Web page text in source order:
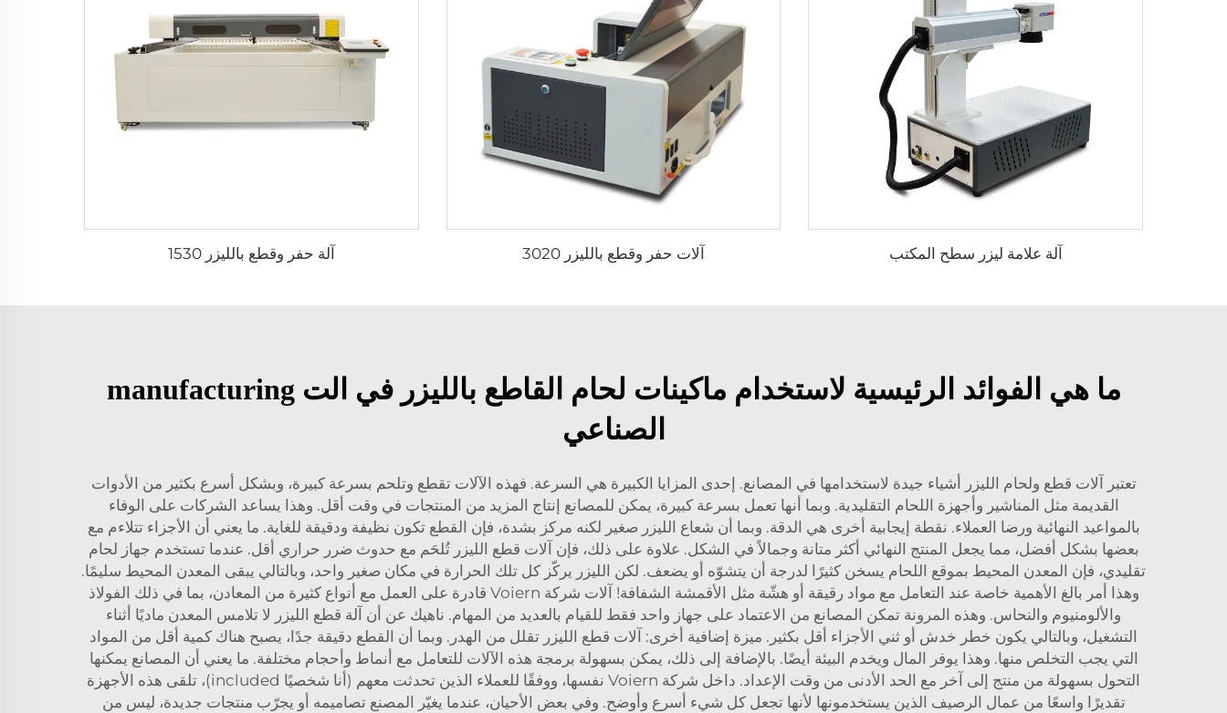
آلة علامة ليزر سطح المكتب آلات حفر وقطع بالليزر 3020 آلة حفر وقطع بالليزر 1530
ما هي الفوائد الرئيسية لاستخدام ماكينات لحام القاطع بالليزر في الت manufacturing
الصناعي
تعتبر آلات قطع ولحام الليزر أشياء جيدة لاستخدامها في المصانع. إحدى المزايا الكبيرة هي السرعة. فهذه الآلات تقطع وتلحم بسرعة كبيرة، وبشكل أسرع بكثير من الأدوات
القديمة مثل المناشير وأجهزة اللحام التقليدية. وبما أنها تعمل بسرعة كبيرة، يمكن للمصانع إنتاج المزيد من المنتجات في وقت أقل. وهذا يساعد الشركات على الوفاء
بالمواعيد النهائية ورضا العملاء. نقطة إيجابية أخرى هي الدقة. وبما أن شعاع الليزر صغير لكنه مركز بشدة، فإن القطع تكون نظيفة ودقيقة للغاية. ما يعني أن الأجزاء تتلاءم مع
بعضها بشكل أفضل، مما يجعل المنتج النهائي أكثر متانة وجمالاً في الشكل. علاوة على ذلك، فإن آلات قطع الليزر تُلحَم مع حدوث ضرر حراري أقل. عندما تستخدم جهاز لحام
تقليدي، فإن المعدن المحيط بموقع اللحام يسخن كثيرًا لدرجة أن يتشوّه أو يضعف. لكن الليزر يركّز كل تلك الحرارة في مكان صغير واحد، وبالتالي يبقى المعدن المحيط سليمًا.
وهذا أمر بالغ الأهمية خاصة عند التعامل مع مواد رقيقة أو هشّة مثل الأقمشة الشفافة! آلات شركة Voiern قادرة على العمل مع أنواع كثيرة من المعادن، بما في ذلك الفولاذ
والألومنيوم والنحاس. وهذه المرونة تمكن المصانع من الاعتماد على جهاز واحد فقط للقيام بالعديد من المهام. ناهيك عن أن آلة قطع الليزر لا تلامس المعدن ماديًا أثناء
التشغيل، وبالتالي يكون خطر خدش أو ثني الأجزاء أقل بكثير. ميزة إضافية أخرى: آلات قطع الليزر تقلل من الهدر. وبما أن القطع دقيقة جدًا، يصبح هناك كمية أقل من المواد
التي يجب التخلص منها. وهذا يوفر المال ويخدم البيئة أيضًا. بالإضافة إلى ذلك، يمكن بسهولة برمجة هذه الآلات للتعامل مع أنماط وأحجام مختلفة. ما يعني أن المصانع يمكنها
التحول بسهولة من منتج إلى آخر مع الحد الأدنى من وقت الإعداد. داخل شركة Voiern نفسها، ووفقًا للعملاء الذين تحدثت معهم (أنا شخصيًا included)، تلقى هذه الأجهزة
تقديرًا واسعًا من عمال الرصيف الذين يستخدمونها لأنها تجعل كل شيء أسرع وأوضح. وفي بعض الأحيان، عندما يغيّر المصنع تصاميمه أو يجرّب منتجات جديدة، ليس من